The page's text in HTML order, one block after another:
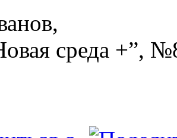
среда +”,